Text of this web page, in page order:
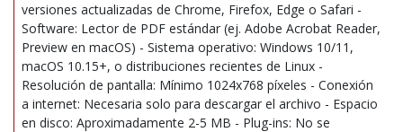
versiones actualizadas de Chrome, Firefox, Edge o Safari -
Software: Lector de PDF estándar (ej. Adobe Acrobat Reader,
Preview en macOS) - Sistema operativo: Windows 10/11,
macOS 10.15+, o distribuciones recientes de Linux -
Resolución de pantalla: Mínimo 1024x768 píxeles - Conexión
a internet: Necesaria solo para descargar el archivo - Espacio
en disco: Aproximadamente 2-5 MB - Plug-ins: No se